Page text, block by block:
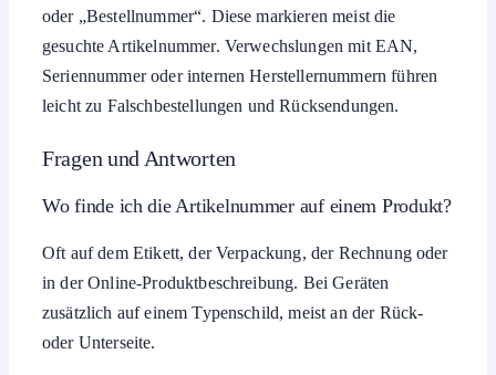
oder „Bestellnummer“. Diese markieren meist die
gesuchte Artikelnummer. Verwechslungen mit EAN,
Seriennummer oder internen Herstellernummern führen
leicht zu Falschbestellungen und Rücksendungen.
Fragen und Antworten
Wo finde ich die Artikelnummer auf einem Produkt?
Oft auf dem Etikett, der Verpackung, der Rechnung oder
in der Online-Produktbeschreibung. Bei Geräten
zusätzlich auf einem Typenschild, meist an der Rück-
oder Unterseite.